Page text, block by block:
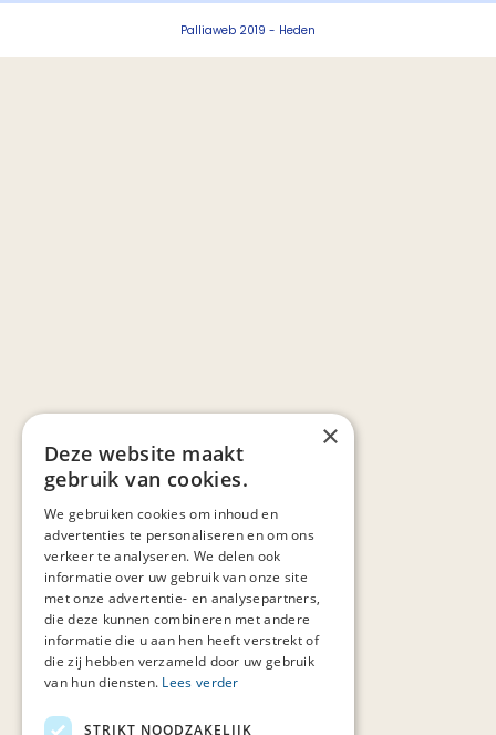
Palliaweb 2019 - Heden
×
Deze website maakt
gebruik van cookies.
We gebruiken cookies om inhoud en
advertenties te personaliseren en om ons
verkeer te analyseren. We delen ook
informatie over uw gebruik van onze site
met onze advertentie- en analysepartners,
die deze kunnen combineren met andere
informatie die u aan hen heeft verstrekt of
die zij hebben verzameld door uw gebruik
van hun diensten. Lees verder
STRIKT NOODZAKELIJK